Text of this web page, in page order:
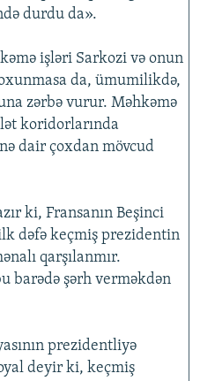
durdu da».
işləri Sarkozi və onun
da, ümumilikdə,
zərbə vurur. Məhkəmə
koridorlarında
dair çoxdan mövcud
ki, Fransanın Beşinci
dəfə keçmiş prezidentin
qarşılanmır.
barədə şərh verməkdən
prezidentliyə
deyir ki, keçmiş